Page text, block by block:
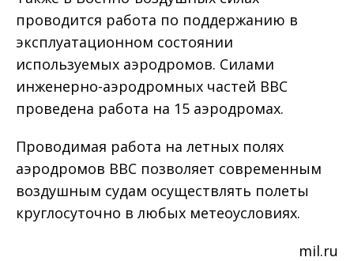
проводится работа по поддержанию в
эксплуатационном состоянии
используемых аэродромов. Силами
инженерно-аэродромных частей ВВС
проведена работа на 15 аэродромах.
Проводимая работа на летных полях
аэродромов ВВС позволяет современным
воздушным судам осуществлять полеты
круглосуточно в любых метеоусловиях.
mil.ru